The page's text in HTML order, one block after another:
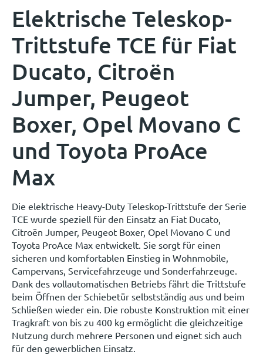
Elektrische Teleskop-
Trittstufe TCE für Fiat
Ducato, Citroën
Jumper, Peugeot
Boxer, Opel Movano C
und Toyota ProAce
Max
Die elektrische Heavy-Duty Teleskop-Trittstufe der Serie
TCE wurde speziell für den Einsatz an Fiat Ducato,
Citroën Jumper, Peugeot Boxer, Opel Movano C und
Toyota ProAce Max entwickelt. Sie sorgt für einen
sicheren und komfortablen Einstieg in Wohnmobile,
Campervans, Servicefahrzeuge und Sonderfahrzeuge.
Dank des vollautomatischen Betriebs fährt die Trittstufe
beim Öffnen der Schiebetür selbstständig aus und beim
Schließen wieder ein. Die robuste Konstruktion mit einer
Tragkraft von bis zu 400 kg ermöglicht die gleichzeitige
Nutzung durch mehrere Personen und eignet sich auch
für den gewerblichen Einsatz.